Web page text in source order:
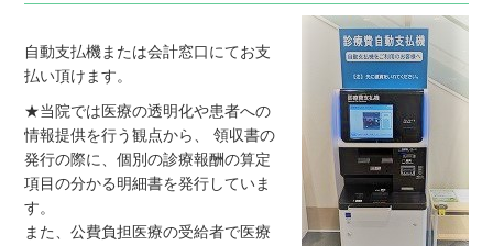
自動支払機または会計窓口にてお支
払い頂けます。
★当院では医療の透明化や患者への
情報提供を行う観点から、 領収書の
発行の際に、個別の診療報酬の算定
項目の分かる明細書を発行していま
す。
また、公費負担医療の受給者で医療